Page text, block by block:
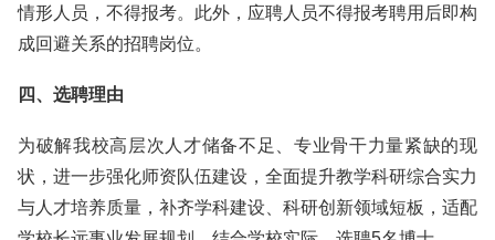
情形人员，不得报考。此外，应聘人员不得报考聘用后即构
成回避关系的招聘岗位。
四、选聘理由
为破解我校高层次人才储备不足、专业骨干力量紧缺的现
状，进一步强化师资队伍建设，全面提升教学科研综合实力
与人才培养质量，补齐学科建设、科研创新领域短板，适配